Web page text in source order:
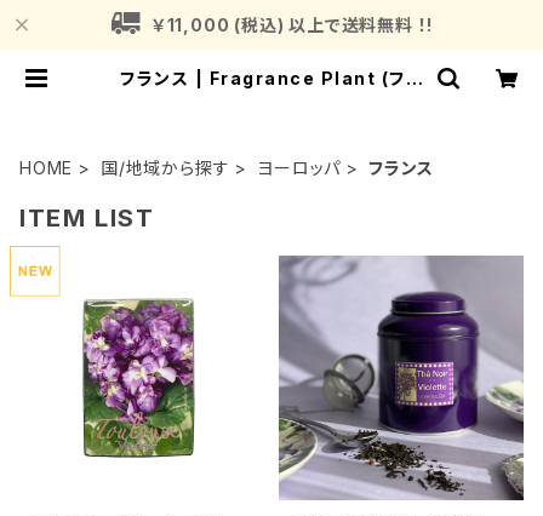
￥11,000 (税込) 以上で送料無料 ！!
フランス | Fragrance Plant (フレ
HOME 国/地域から探す ヨーロッパ フランス
ITEM LIST